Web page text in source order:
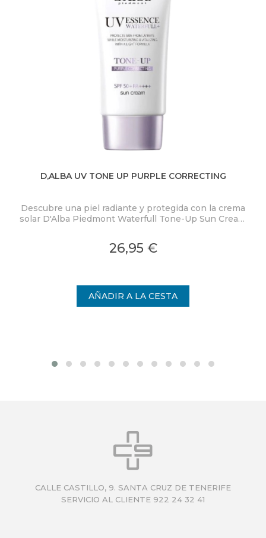
D,ALBA UV TONE UP PURPLE CORRECTING
Descubre una piel radiante y protegida con la crema
solar D'Alba Piedmont Waterfull Tone-Up Sun Cream
26,95 €
CALLE CASTILLO, 9. SANTA CRUZ DE TENERIFE
SERVICIO AL CLIENTE 922 24 32 41